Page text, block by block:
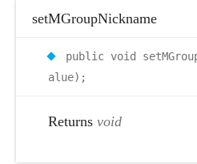
setMGroupNickname
public void
alue);
Returns void